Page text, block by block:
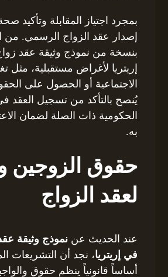
بمجرد اجتياز المقابلة وتأكيد
إصدار عقد الزواج الرسمي. من
إريتريا لأغراض مستقبلية، مثل
الاجتماعية أو الحصول على
يُنصح بالتأكد من تسجيل العقد
الحكومية ذات الصلة لضمان
به.
حقوق الزوجين
لعقد الزواج
عند الحديث عن
في إريتريا، نجد أن التشريعات
أساساً قانونياً ينظم حقوق